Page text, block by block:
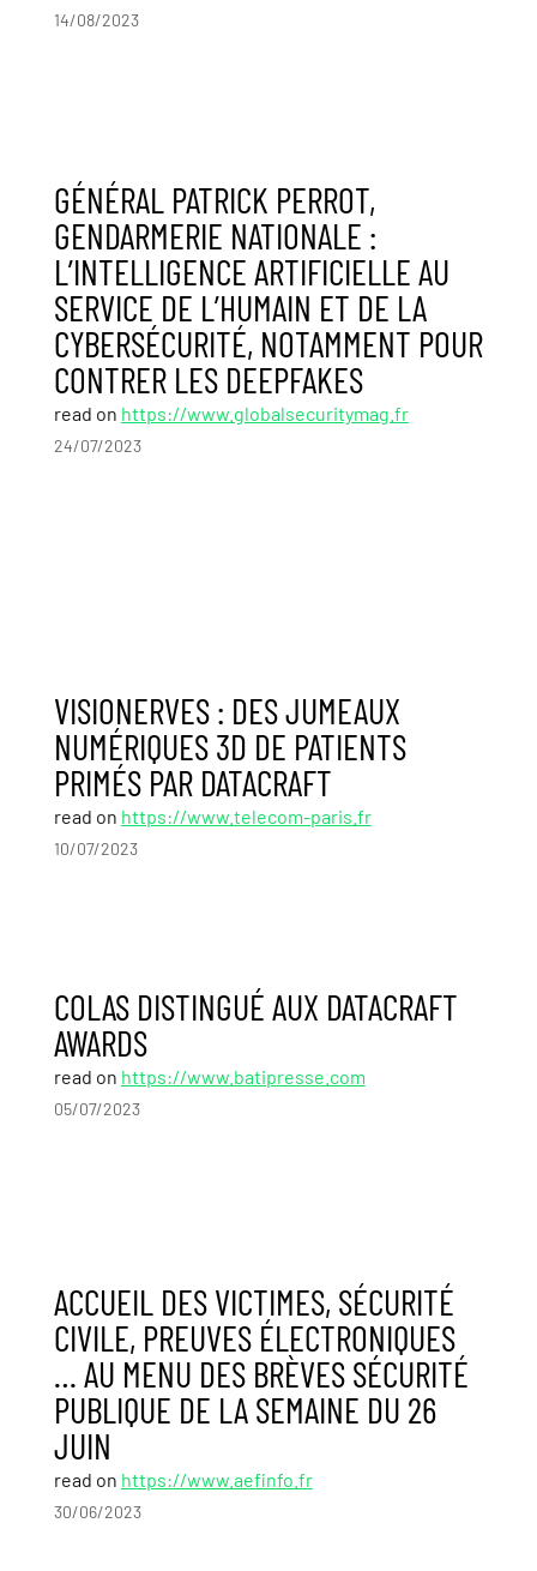
14/08/2023
GÉNÉRAL PATRICK PERROT,
GENDARMERIE NATIONALE :
L’INTELLIGENCE ARTIFICIELLE AU
SERVICE DE L’HUMAIN ET DE LA
CYBERSÉCURITÉ, NOTAMMENT POUR
CONTRER LES DEEPFAKES
read on https://www.globalsecuritymag.fr
24/07/2023
VISIONERVES : DES JUMEAUX
NUMÉRIQUES 3D DE PATIENTS
PRIMÉS PAR DATACRAFT
read on https://www.telecom-paris.fr
10/07/2023
COLAS DISTINGUÉ AUX DATACRAFT
AWARDS
read on https://www.batipresse.com
05/07/2023
ACCUEIL DES VICTIMES, SÉCURITÉ
CIVILE, PREUVES ÉLECTRONIQUES
… AU MENU DES BRÈVES SÉCURITÉ
PUBLIQUE DE LA SEMAINE DU 26
JUIN
read on https://www.aefinfo.fr
30/06/2023